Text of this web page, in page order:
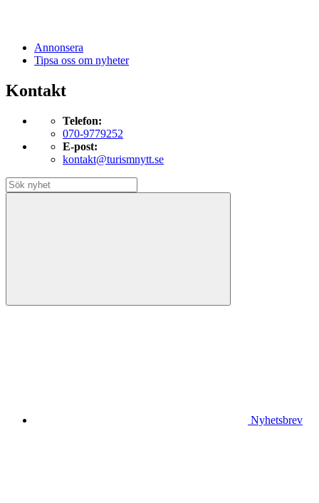
Annonsera
Tipsa oss om nyheter
Kontakt
Telefon:
070-9779252
E-post:
kontakt@turismnytt.se
Nyhetsbrev